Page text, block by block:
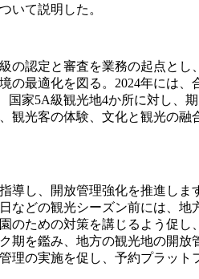
いて説明した。
認定と審査を業務の起点と
最適化を図る。2024年には
家5A級観光地4か所に対し、
光客の体験、文化と観光の
し、開放管理強化を推進し
どの観光シーズン前には、
ための対策を講じるよう促
を鑑み、地方の観光地の開
の実施を促し、予約プラッ